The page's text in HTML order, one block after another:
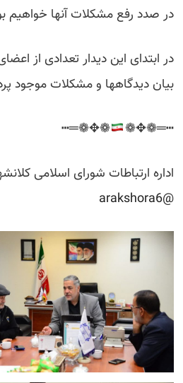
در صدد رفع مشکلات آنها خواهیم
در ابتدای این دیدار تعدادی از
بیان دیدگاهها و مشکلات موجود
┅═❁✥❁
❁✥❁═┅
اداره ارتباطات شورای اسلامی
@arakshora6